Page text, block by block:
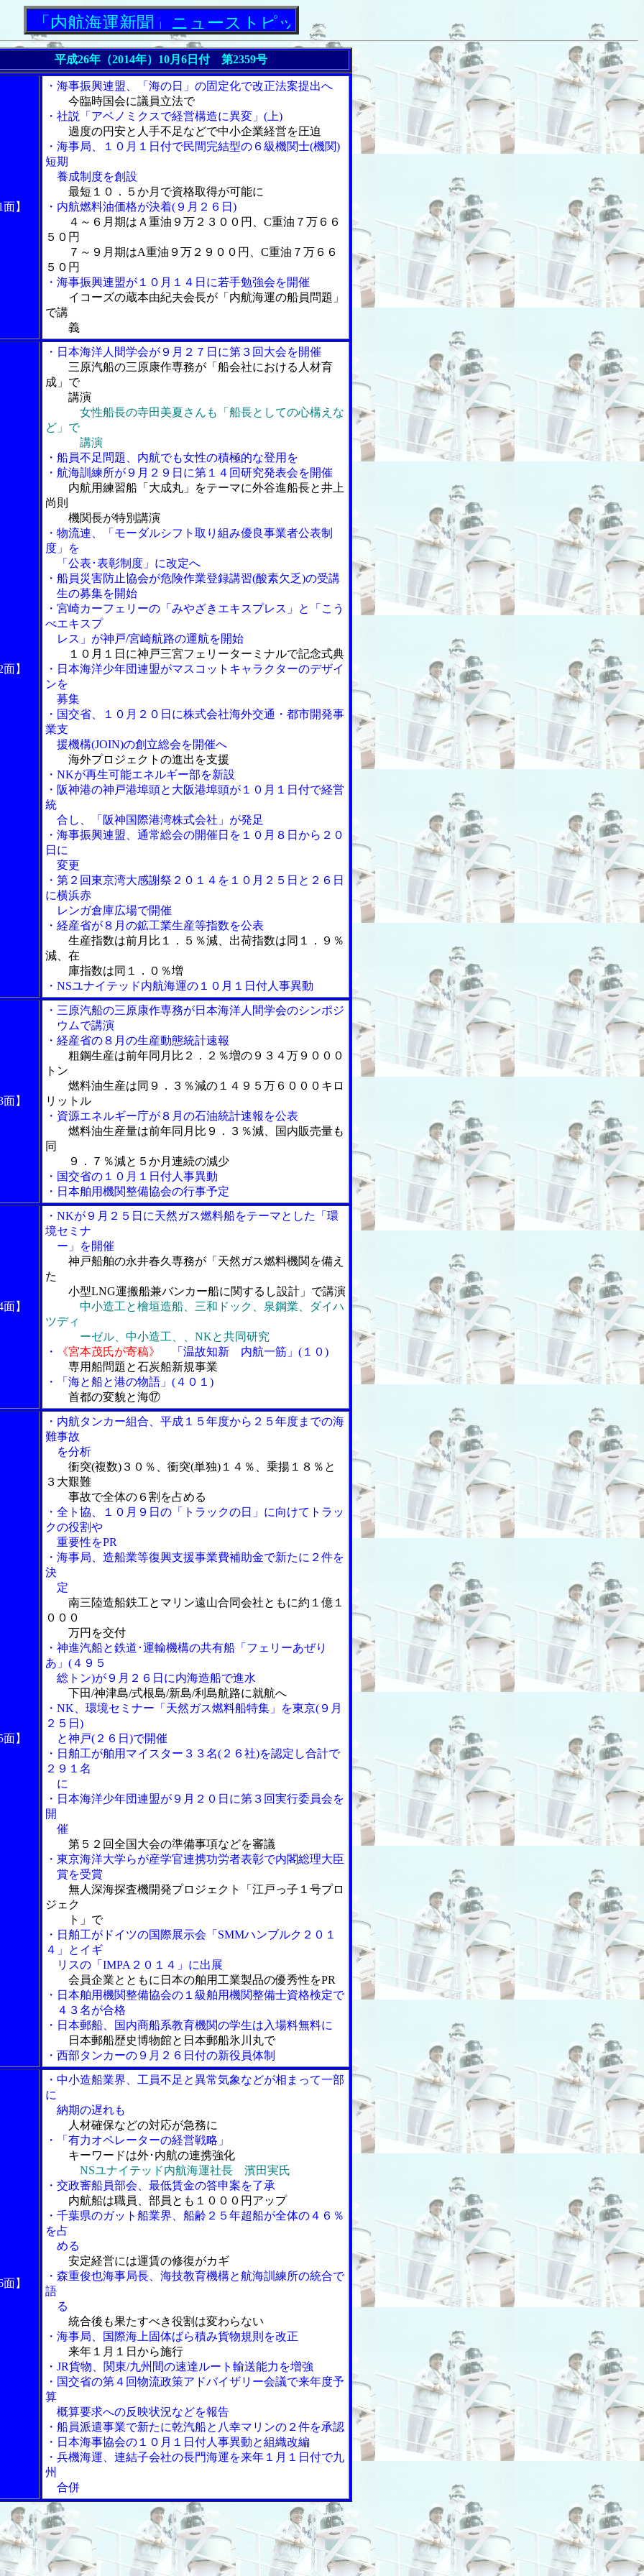
航海運新聞」ニューストピックス
平成26年（2014年）10月6日付 第2359号
】
・海事振興連盟、「海の日」の固定化で改正法案提出へ
今臨時国会に議員立法で
・社説「アベノミクスで経営構造に異変」(上)
過度の円安と人手不足などで中小企業経営を圧迫
・海事局、１０月１日付で民間完結型の６級機関士(機関)
短期
養成制度を創設
最短１０．５か月で資格取得が可能に
・内航燃料油価格が決着(９月２６日)
４～６月期はＡ重油９万２３００円、C重油７万６６
５０円
７～９月期はA重油９万２９００円、C重油７万６６
５０円
・海事振興連盟が１０月１４日に若手勉強会を開催
イコーズの蔵本由紀夫会長が「内航海運の船員問題」
で講
義
】
・日本海洋人間学会が９月２７日に第３回大会を開催
三原汽船の三原康作専務が「船会社における人材育
成」で
講演
女性船長の寺田美夏さんも「船長としての心構えな
ど」で
講演
・船員不足問題、内航でも女性の積極的な登用を
・航海訓練所が９月２９日に第１４回研究発表会を開催
内航用練習船「大成丸」をテーマに外谷進船長と井上
尚則
機関長が特別講演
・物流連、「モーダルシフト取り組み優良事業者公表制
度」を
「公表･表彰制度」に改定へ
・船員災害防止協会が危険作業登録講習(酸素欠乏)の受講
生の募集を開始
・宮崎カーフェリーの「みやざきエキスプレス」と「こう
べエキスプ
レス」が神戸/宮崎航路の運航を開始
１０月１日に神戸三宮フェリーターミナルで記念式典
・日本海洋少年団連盟がマスコットキャラクターのデザイ
ンを
募集
・国交省、１０月２０日に株式会社海外交通・都市開発事
業支
援機構(JOIN)の創立総会を開催へ
海外プロジェクトの進出を支援
・NKが再生可能エネルギー部を新設
・阪神港の神戸港埠頭と大阪港埠頭が１０月１日付で経営
統
合し、「阪神国際港湾株式会社」が発足
・海事振興連盟、通常総会の開催日を１０月８日から２０
日に
変更
・第２回東京湾大感謝祭２０１４を１０月２５日と２６日
に横浜赤
レンガ倉庫広場で開催
・経産省が８月の鉱工業生産等指数を公表
生産指数は前月比１．５％減、出荷指数は同１．９％
減、在
庫指数は同１．０％増
・NSユナイテッド内航海運の１０月１日付人事異動
】
・三原汽船の三原康作専務が日本海洋人間学会のシンポジ
ウムで講演
・経産省の８月の生産動態統計速報
粗鋼生産は前年同月比２．２％増の９３４万９０００
トン
燃料油生産は同９．３％減の１４９５万６０００キロ
リットル
・資源エネルギー庁が８月の石油統計速報を公表
燃料油生産量は前年同月比９．３％減、国内販売量も
同
９．７％減と５か月連続の減少
・国交省の１０月１日付人事異動
・日本舶用機関整備協会の行事予定
】
・NKが９月２５日に天然ガス燃料船をテーマとした「環
境セミナ
ー」を開催
神戸船舶の永井春久専務が「天然ガス燃料機関を備え
た
小型LNG運搬船兼バンカー船に関するし設計」で講演
中小造工と檜垣造船、三和ドック、泉鋼業、ダイハ
ツディ
ーゼル、中小造工、、NKと共同研究
・
《宮本茂氏が寄稿》
「温故知新 内航一筋」(１０)
専用船問題と石炭船新規事業
・「海と船と港の物語」(４０１)
首都の変貌と海⑰
】
・内航タンカー組合、平成１５年度から２５年度までの海
難事故
を分析
衝突(複数)３０％、衝突(単独)１４％、乗揚１８％と
３大艱難
事故で全体の６割を占める
・全ト協、１０月９日の「トラックの日」に向けてトラッ
クの役割や
重要性をPR
・海事局、造船業等復興支援事業費補助金で新たに２件を
決
定
南三陸造船鉄工とマリン遠山合同会社ともに約１億１
０００
万円を交付
・神進汽船と鉄道･運輸機構の共有船「フェリーあぜり
あ」(４９５
総トン)が９月２６日に内海造船で進水
下田/神津島/式根島/新島/利島航路に就航へ
・NK、環境セミナー「天然ガス燃料船特集」を東京(９月
２５日)
と神戸(２６日)で開催
・日舶工が舶用マイスター３３名(２６社)を認定し合計で
２９１名
に
・日本海洋少年団連盟が９月２０日に第３回実行委員会を
開
催
第５２回全国大会の準備事項などを審議
・東京海洋大学らが産学官連携功労者表彰で内閣総理大臣
賞を受賞
無人深海探査機開発プロジェクト「江戸っ子１号プロ
ジェク
ト」で
・日舶工がドイツの国際展示会「SMMハンブルク２０１
４」とイギ
リスの「IMPA２０１４」に出展
会員企業とともに日本の舶用工業製品の優秀性をPR
・日本舶用機関整備協会の１級舶用機関整備士資格検定で
４３名が合格
・日本郵船、国内商船系教育機関の学生は入場料無料に
日本郵船歴史博物館と日本郵船氷川丸で
・西部タンカーの９月２６日付の新役員体制
】
・中小造船業界、工員不足と異常気象などが相まって一部
に
納期の遅れも
人材確保などの対応が急務に
・「有力オペレーターの経営戦略」
キーワードは外･内航の連携強化
NSユナイテッド内航海運社長 濱田実氏
・交政審船員部会、最低賃金の答申案を了承
内航船は職員、部員とも１０００円アップ
・千葉県のガット船業界、船齢２５年超船が全体の４６％
を占
める
安定経営には運賃の修復がカギ
・森重俊也海事局長、海技教育機構と航海訓練所の統合で
語
る
統合後も果たすべき役割は変わらない
・海事局、国際海上固体ばら積み貨物規則を改正
来年１月１日から施行
・JR貨物、関東/九州間の速達ルート輸送能力を増強
・国交省の第４回物流政策アドバイザリー会議で来年度予
算
概算要求への反映状況などを報告
・船員派遣事業で新たに乾汽船と八幸マリンの２件を承認
・日本海事協会の１０月１日付人事異動と組織改編
・兵機海運、連結子会社の長門海運を来年１月１日付で九
州
合併